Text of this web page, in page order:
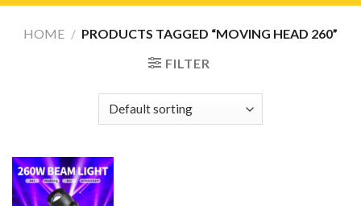
HOME / PRODUCTS TAGGED “MOVING HEAD 260”
FILTER